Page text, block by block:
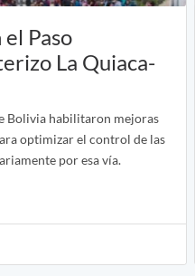
Paso
La Quiaca-
Bolivia habilitaron mejoras
optimizar el control de las
por esa vía.